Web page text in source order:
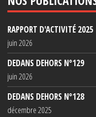
RAPPORT D'ACTIVITÉ 2025
juin 2026
DEDANS DEHORS N°129
juin 2026
DEDANS DEHORS N°128
décembre 2025